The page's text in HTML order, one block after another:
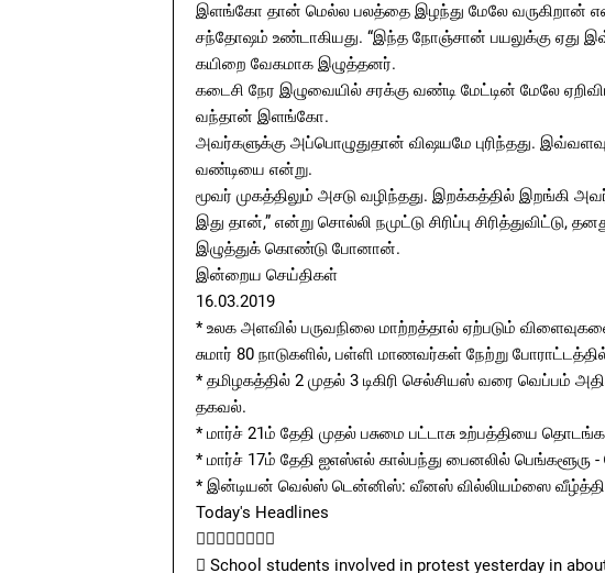
இளங்கோ தான் மெல்ல பலத்தை இழந்து மேலே வருகிறான்
சந்தோஷம் உண்டாகியது. “இந்த நோஞ்சான் பயலுக்கு ஏது
கயிறை வேகமாக இழுத்தனர்.
கடைசி நேர இழுவையில் சரக்கு வண்டி மேட்டின் மேலே
வந்தான் இளங்கோ.
அவர்களுக்கு அப்பொழுதுதான் விஷயமே புரிந்தது.
வண்டியை என்று.
மூவர் முகத்திலும் அசடு வழிந்தது. இறக்கத்தில் இறங்கி
இது தான்,” என்று சொல்லி நமுட்டு சிரிப்பு
இழுத்துக் கொண்டு போனான்.
இன்றைய செய்திகள்
16.03.2019
* உலக அளவில் பருவநிலை மாற்றத்தால் ஏற்படும்
சுமார் 80 நாடுகளில், பள்ளி மாணவர்கள் நேற்று
* தமிழகத்தில் 2 முதல் 3 டிகிரி செல்சியஸ் வரை வெப்பம்
தகவல்.
* மார்ச் 21ம் தேதி முதல் பசுமை பட்டாசு உற்பத்தியை
* மார்ச் 17ம் தேதி ஐஎஸ்எல் கால்பந்து பைனலில்
* இன்டியன் வெல்ஸ் டென்னிஸ்: வீனஸ் வில்லியம்ஸை வீழ்த்தி
Today's Headlines

 School students involved in protest yesterday in